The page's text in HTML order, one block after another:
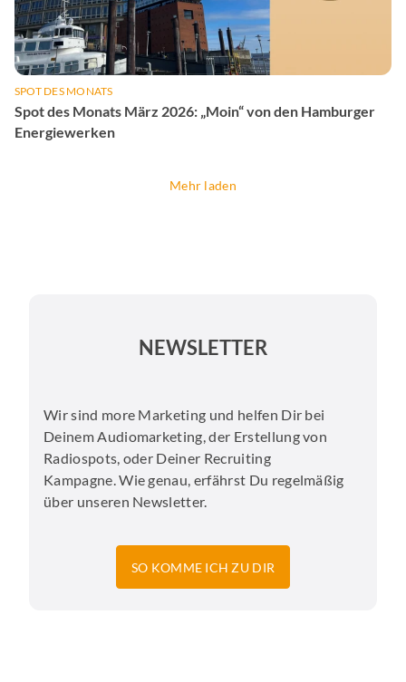
SPOT DES MONATS
Spot des Monats März 2026: „Moin“ von den Hamburger
Energiewerken
Mehr laden
NEWSLETTER
Wir sind more Marketing und helfen Dir bei
Deinem Audiomarketing, der Erstellung von
Radiospots, oder Deiner Recruiting
Kampagne. Wie genau, erfährst Du regelmäßig
über unseren Newsletter.
SO KOMME ICH ZU DIR